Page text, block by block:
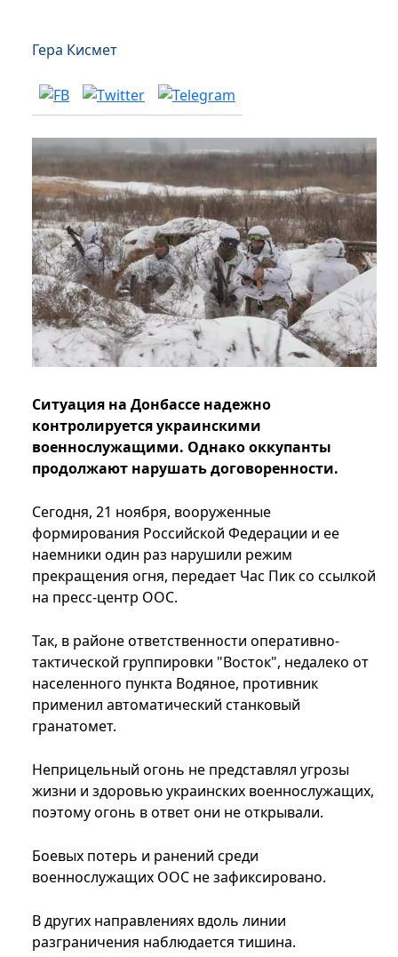
Гера Кисмет
Ситуация на Донбассе надежно
контролируется украинскими
военнослужащими. Однако оккупанты
продолжают нарушать договоренности.
Сегодня, 21 ноября, вооруженные
формирования Российской Федерации и ее
наемники один раз нарушили режим
прекращения огня, передает Час Пик со ссылкой
на пресс-центр ООС.
Так, в районе ответственности оперативно-
тактической группировки "Восток", недалеко от
населенного пункта Водяное, противник
применил автоматический станковый
гранатомет.
Неприцельный огонь не представлял угрозы
жизни и здоровью украинских военнослужащих,
поэтому огонь в ответ они не открывали.
Боевых потерь и ранений среди
военнослужащих ООС не зафиксировано.
В других направлениях вдоль линии
разграничения наблюдается тишина.